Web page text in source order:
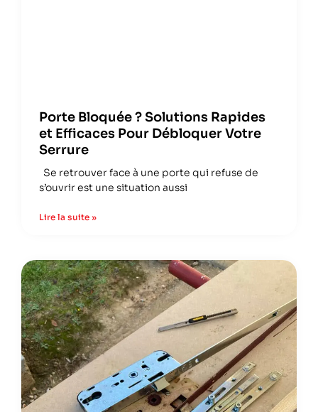
Porte Bloquée ? Solutions Rapides
et Efficaces Pour Débloquer Votre
Serrure
Se retrouver face à une porte qui refuse de
s’ouvrir est une situation aussi
Lire la suite »